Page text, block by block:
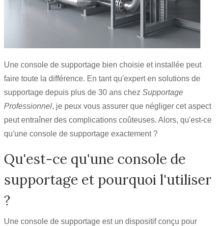
Une console de supportage bien choisie et installée peut
faire toute la différence. En tant qu'expert en solutions de
supportage depuis plus de 30 ans chez Supportage
Professionnel, je peux vous assurer que négliger cet aspect
peut entraîner des complications coûteuses. Alors, qu'est-ce
qu'une console de supportage exactement ?
Qu'est-ce qu'une console de
supportage et pourquoi l'utiliser
?
Une console de supportage est un dispositif conçu pour